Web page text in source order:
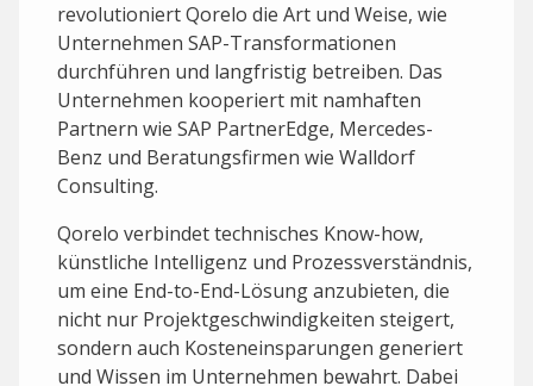
revolutioniert Qorelo die Art und Weise, wie
Unternehmen SAP-Transformationen
durchführen und langfristig betreiben. Das
Unternehmen kooperiert mit namhaften
Partnern wie SAP PartnerEdge, Mercedes-
Benz und Beratungsfirmen wie Walldorf
Consulting.
Qorelo verbindet technisches Know-how,
künstliche Intelligenz und Prozessverständnis,
um eine End-to-End-Lösung anzubieten, die
nicht nur Projektgeschwindigkeiten steigert,
sondern auch Kosteneinsparungen generiert
und Wissen im Unternehmen bewahrt. Dabei